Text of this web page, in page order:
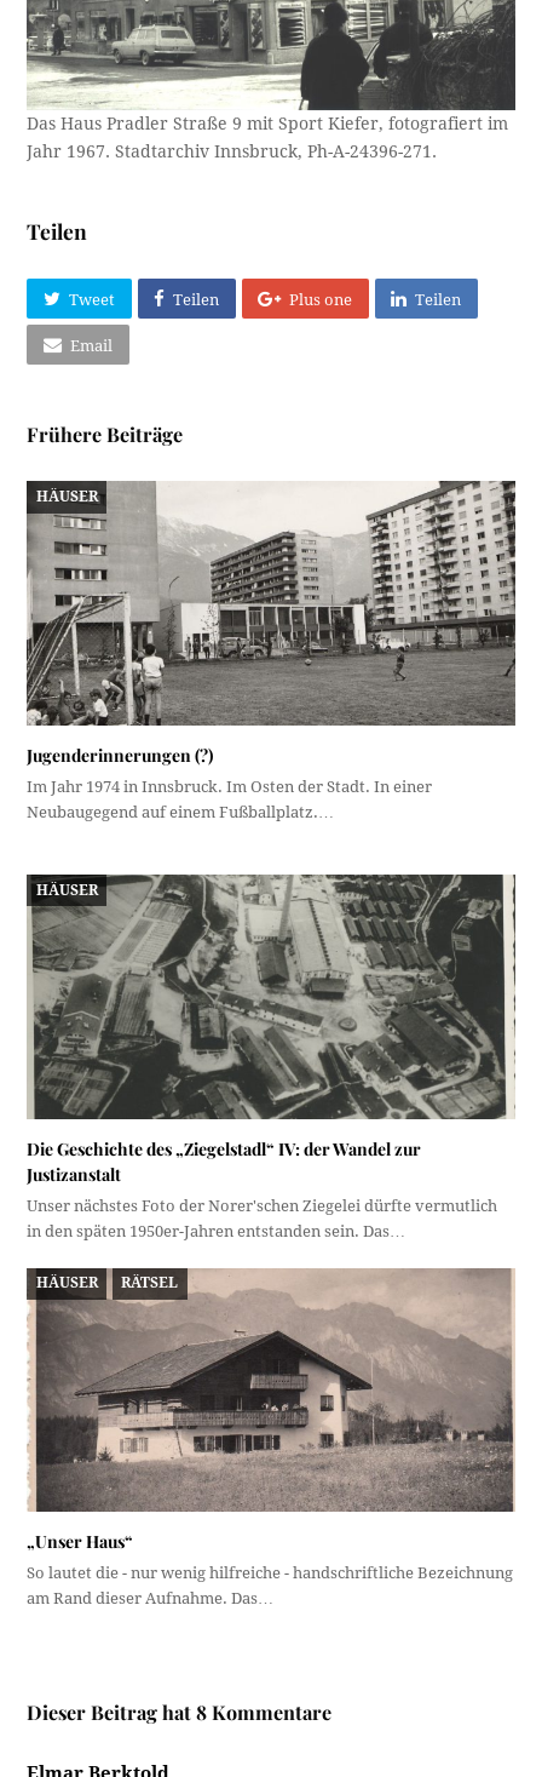
Das Haus Pradler Straße 9 mit Sport Kiefer, fotografiert im
Jahr 1967. Stadtarchiv Innsbruck, Ph-A-24396-271.
Teilen
Tweet Teilen Plus one Teilen
Email
Frühere Beiträge
HÄUSER
Jugenderinnerungen (?)
Im Jahr 1974 in Innsbruck. Im Osten der Stadt. In einer
Neubaugegend auf einem Fußballplatz.…
HÄUSER
Die Geschichte des „Ziegelstadl“ IV: der Wandel zur
Justizanstalt
Unser nächstes Foto der Norer'schen Ziegelei dürfte vermutlich
in den späten 1950er-Jahren entstanden sein. Das…
HÄUSER RÄTSEL
„Unser Haus“
So lautet die - nur wenig hilfreiche - handschriftliche Bezeichnung
am Rand dieser Aufnahme. Das…
Dieser Beitrag hat 8 Kommentare